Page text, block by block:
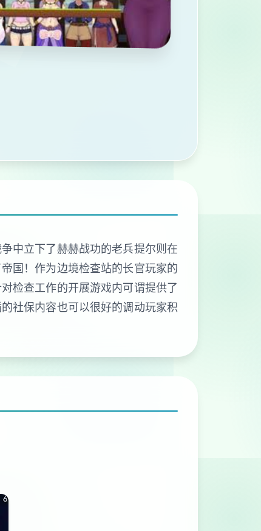
中立下了赫赫战功的老兵提尔则在
国！作为边境检查站的长官玩家的
检查工作的开展游戏内可谓提供了
社保内容也可以很好的调动玩家积